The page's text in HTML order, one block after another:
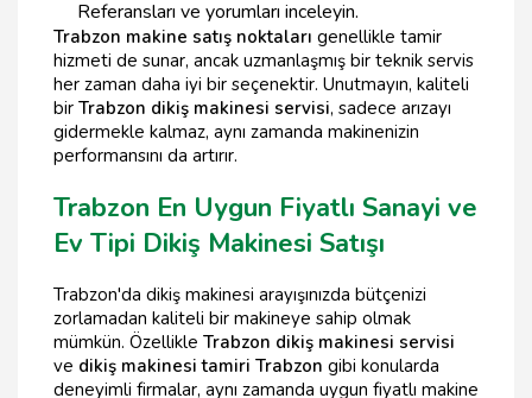
Referansları ve yorumları inceleyin.
Trabzon makine satış noktaları genellikle tamir
hizmeti de sunar, ancak uzmanlaşmış bir teknik servis
her zaman daha iyi bir seçenektir. Unutmayın, kaliteli
bir Trabzon dikiş makinesi servisi, sadece arızayı
gidermekle kalmaz, aynı zamanda makinenizin
performansını da artırır.
Trabzon En Uygun Fiyatlı Sanayi ve
Ev Tipi Dikiş Makinesi Satışı
Trabzon'da dikiş makinesi arayışınızda bütçenizi
zorlamadan kaliteli bir makineye sahip olmak
mümkün. Özellikle Trabzon dikiş makinesi servisi
ve dikiş makinesi tamiri Trabzon gibi konularda
deneyimli firmalar, aynı zamanda uygun fiyatlı makine